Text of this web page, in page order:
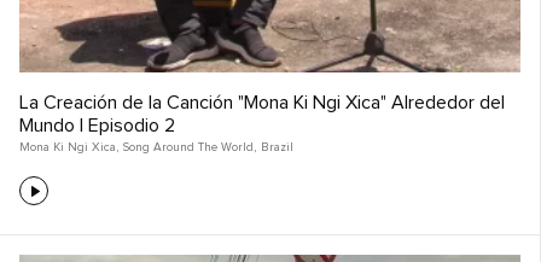
La Creación de la Canción "Mona Ki Ngi Xica" Alrededor del
Mundo | Episodio 2
Mona Ki Ngi Xica , Song Around The World , Brazil